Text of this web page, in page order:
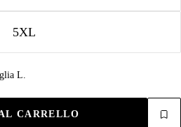
5XL
L.
CARRELLO